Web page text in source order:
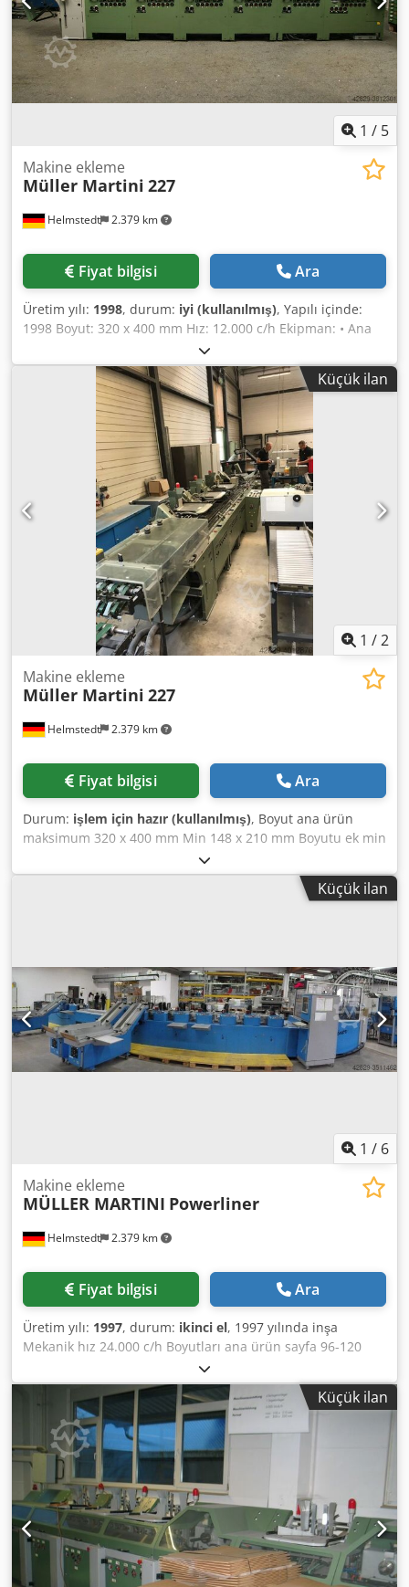
1 / 5
Helmstedt 2.379 km
Makine ekleme
Müller Martini 227
Fiyat bilgisi Ara
Üretim yılı: 1998, durum: iyi (kullanılmış), Yapılı içinde:
1998 Boyut: 320 x 400 mm Hız: 12.000 c/h Ekipman: • Ana
ürün besleyici • Ürün ivme • emme açılış birimi Chodpfx
Aksdym Tqeaja • 3 ek besleyici • endelement ret ile •
kontrol paneli • Akış Servisi
Küçük ilan
1 /2
Helmstedt 2.379 km
Makine ekleme
Müller Martini 227
Fiyat bilgisi Ara
Durum: işlem için hazır (kullanılmış), Boyut ana ürün
maksimum 320 x 400 mm Min 148 x 210 mm Boyutu ek min
320 x 400 mm Min 105 x 148 mm Hız 14,000 c/h max
Çalışma yüksekliği Besleyici 1,100 mm Ekipman • ana ürün
Besleyici • istasyonu enayi ve kılıç ile açma • 3 EkleKüçük ilan
1 / 6
Helmstedt 2.379 km
Makine ekleme
MÜLLER MARTINI Powerliner
Fiyat bilgisi Ara
Üretim yılı: 1997, durum: ikinci el, 1997 yılında inşa
Mekanik hız 24.000 c/h Boyutları ana ürün sayfa 96-120
Sayfalar 4-8 boyutu ek sayfa 96-120 ekipmanları • istasyonu
enayi ve kılıç ile açma • 2 ana ürün besleyiciler • 8 Ekle
Besleyici Chededngghspfx Akaja • 7 akışı besleyici AF-200 •
Teslimat • ile bağlı • Yığıcı CN-25 karşılayan
Küçük ilan